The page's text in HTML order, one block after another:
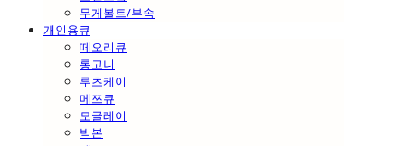
무게볼트/부속
개인용큐
떼오리큐
롱고니
루츠케이
메쯔큐
모글레이
빅본